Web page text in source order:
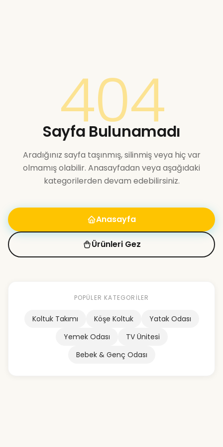
404
Sayfa Bulunamadı
Aradığınız sayfa taşınmış, silinmiş veya hiç var
olmamış olabilir. Anasayfadan veya aşağıdaki
kategorilerden devam edebilirsiniz.
Anasayfa
Ürünleri Gez
POPÜLER KATEGORILER
Koltuk Takımı Köşe Koltuk
Yatak Odası
Yemek Odası
TV Ünitesi
Bebek & Genç Odası